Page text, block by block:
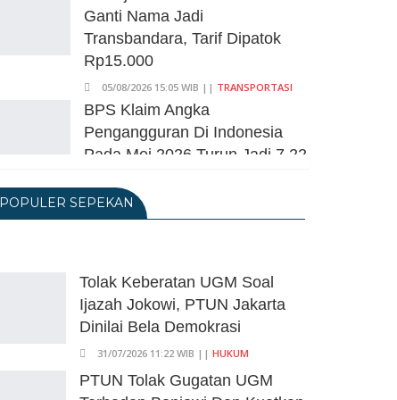
Ganti Nama Jadi
Transbandara, Tarif Dipatok
Rp15.000
05/08/2026 15:05 WIB || TRANSPORTASI
BPS Klaim Angka
Pengangguran Di Indonesia
Pada Mei 2026 Turun Jadi 7,22
05/08/2026 13:45 WIB ||
Kuartal II-2026, Ekonomi RI
05/08/2026 13:16 WIB ||MAKRO/MIKRO
Peluncuran Buku Dan
Simposium Nasional Nusantara
Merdeka Barat
POPULER SEPEKAN
Tolak Keberatan UGM Soal
Ijazah Jokowi, PTUN Jakarta
Dinilai Bela Demokrasi
31/07/2026 11:22 WIB || HUKUM
PTUN Tolak Gugatan UGM